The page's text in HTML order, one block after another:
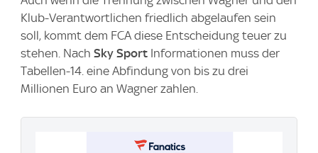
Klub-Verantwortlichen friedlich abgelaufen sein
soll, kommt dem FCA diese Entscheidung teuer zu
stehen. Nach Sky Sport Informationen muss der
Tabellen-14. eine Abfindung von bis zu drei
Millionen Euro an Wagner zahlen.